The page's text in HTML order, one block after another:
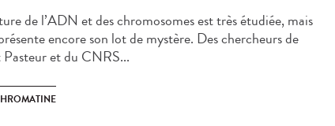
de l’ADN et des chromosomes est très étudiée, mais
encore son lot de mystère. Des chercheurs de
Pasteur et du CNRS...